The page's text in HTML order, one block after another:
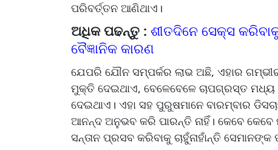
ପରିବର୍ତ୍ତନ ଆଣିଥାଏ।
ଅଧିକ ପଢନ୍ତୁ : ଶୀତଦିନେ ସେକ୍ସ
ବୈଜ୍ଞାନିକ କାରଣ
ଯେପରି ଯୌନ ସମ୍ପର୍କର ଲାଭ ଅଛି, ଏହାର
ମୁକ୍ତି ଦେଇଥାଏ, ବେଳେବେଳେ ଚାପଗ୍ରସ୍ତ ମଧ୍ୟ
ଦେଇଥାଏ। ଏହା ସହ ପୁରୁଷମାନେ ବାରମ୍ବାର
ଆନନ୍ଦ ଅନୁଭବ କରି ପାରନ୍ତି ନାହିଁ। କେବେ
ସନ୍ତାନ ପ୍ରସବ କରିବାକୁ ଚାହୁଁନାହାଁନ୍ତି